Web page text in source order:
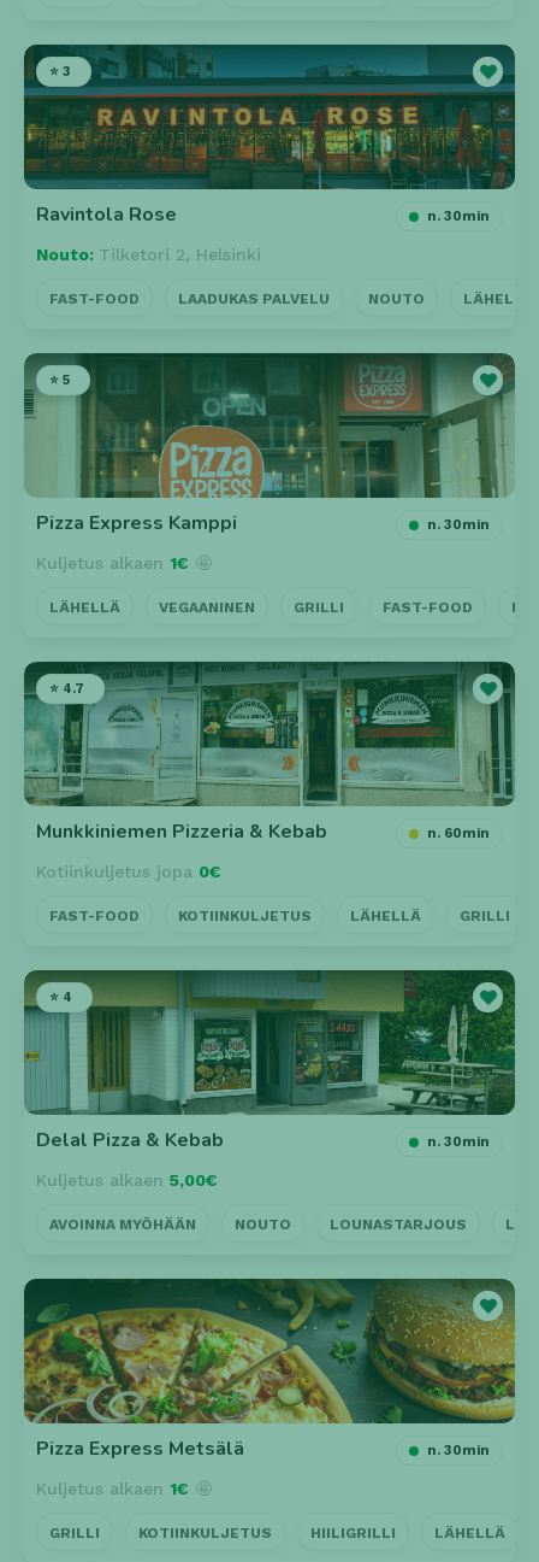
⭐ 3
Ravintola Rose n. 30min
Nouto: Tilketori 2, Helsinki
FAST-FOOD LAADUKAS PALVELU NOUTO LÄHELLÄ
⭐ 5
Pizza Express Kamppi n. 30min
Kuljetus alkaen 1€ 🤩
LÄHELLÄ VEGAANINEN GRILLI FAST-FOOD
⭐ 4.7
Munkkiniemen Pizzeria & Kebab n. 60min
Kotiinkuljetus jopa 0€
FAST-FOOD KOTIINKULJETUS LÄHELLÄ GRILLI
⭐ 4
Delal Pizza & Kebab n. 30min
Kuljetus alkaen 5,00€
AVOINNA MYÖHÄÄN NOUTO LOUNASTARJOUS
Pizza Express Metsälä n. 30min
Kuljetus alkaen 1€ 🤩
GRILLI KOTIINKULJETUS HIILIGRILLI LÄHELLÄ